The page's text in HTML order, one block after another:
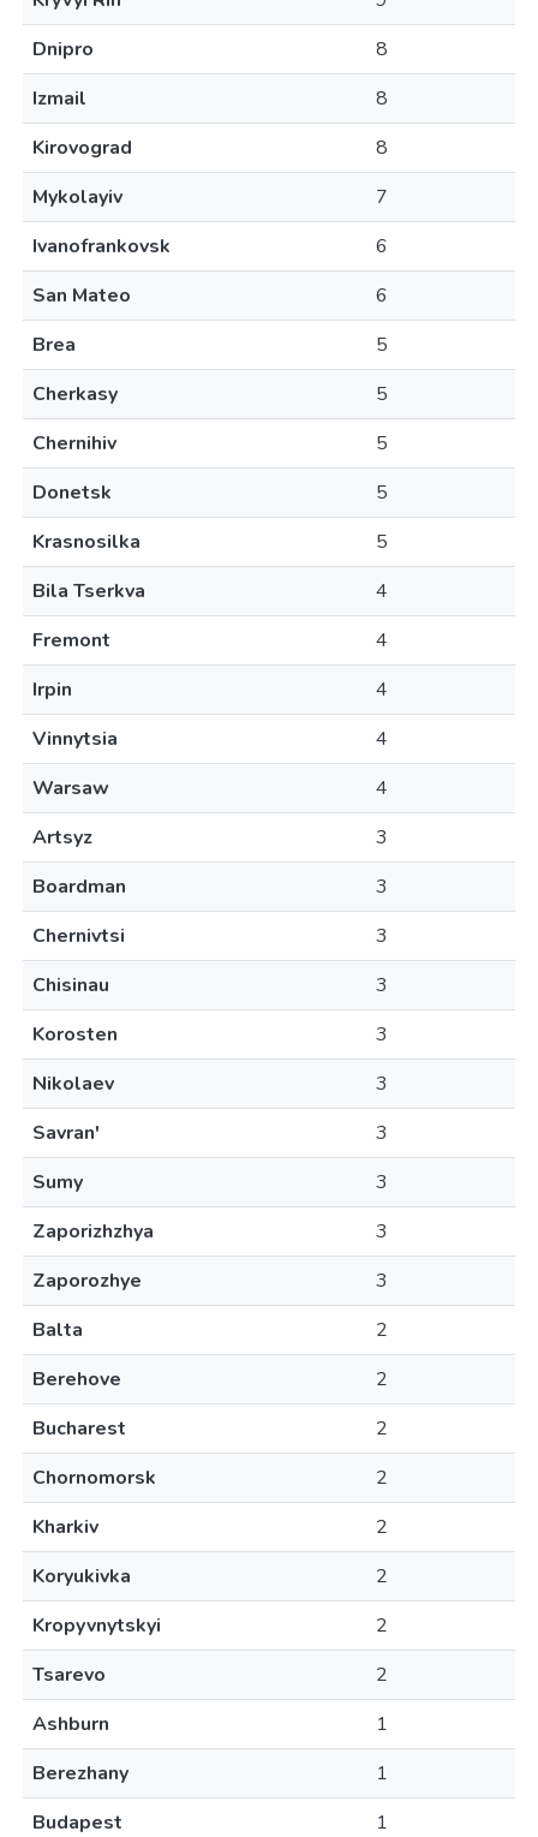
Dnipro
8
Izmail
8
Kirovograd
8
Mykolayiv
7
Ivanofrankovsk
6
San Mateo
6
Brea
5
Cherkasy
5
Chernihiv
5
Donetsk
5
Krasnosilka
5
Bila Tserkva
4
Fremont
4
Irpin
4
Vinnytsia
4
Warsaw
4
Artsyz
3
Boardman
3
Chernivtsi
3
Chisinau
3
Korosten
3
Nikolaev
3
Savran'
3
Sumy
3
Zaporizhzhya
3
Zaporozhye
3
Balta
2
Berehove
2
Bucharest
2
Chornomorsk
2
Kharkiv
2
Koryukivka
2
Kropyvnytskyi
2
Tsarevo
2
Ashburn
1
Berezhany
1
Budapest
1